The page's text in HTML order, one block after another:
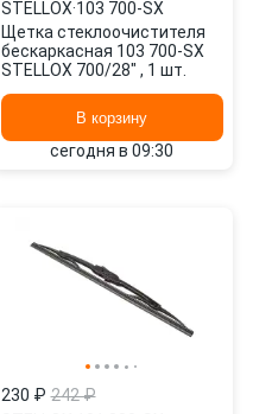
STELLOX·103 700-SX
Щетка стеклоочистителя
бескаркасная 103 700-SX
STELLOX 700/28" , 1 шт.
В корзину
сегодня в 09:30
230 ₽ 242 ₽